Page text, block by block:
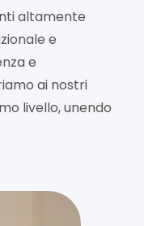
altamente
e
e
ai nostri
livello, unendo